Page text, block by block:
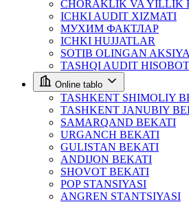
CHORAKLIK VA YILLIK
ICHKI AUDIT XIZMATI
МУХИМ ФАКТЛАР
ICHKI HUJJATLAR
SOTIB OLINGAN
TASHQI AUDIT
Online tablo
TASHKENT SHIMOLIY
TASHKENT JANUBIY
SAMARQAND BEKATI
URGANCH BEKATI
GULISTAN BEKATI
ANDIJON BEKATI
SHOVOT BEKATI
POP STANSIYASI
ANGREN STANTSIYASI